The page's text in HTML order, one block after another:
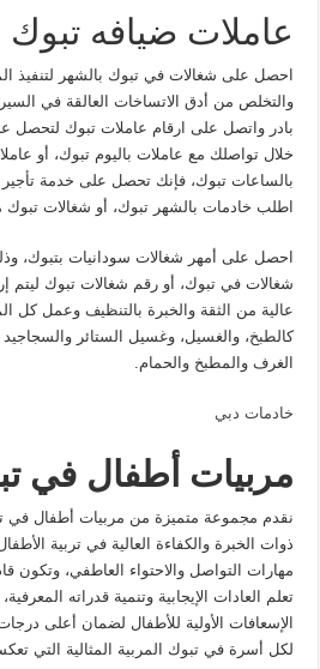
عاملات ضيافه تبوك
احصل على شغالات في تبوك بالشهر لتنفيذ
والتخلص من أدق الاتساخات العالقة في
بادر واتصل على ارقام عاملات تبوك
خلال تواصلك مع عاملات باليوم تبوك، أو
بالساعات تبوك، فإنك تحصل على خدمة تأجير
اطلب خادمات بالشهر تبوك، أو شغالات
احصل على أمهر شغالات سودانيات بتبوك،
شغالات في تبوك، أو رقم شغالات تبوك ليتم
عالية من الثقة والخبرة بالتنظيف وعمل كل
كالطبخ، والغسيل، وغسيل الستائر والسجاجيد
الغرف والمطبخ والحمام.
خادمات دبي
مربيات أطفال في
نقدم مجموعة متميزة من مربيات أطفال في
ذوات الخبرة والكفاءة العالية في تربية
مهارات التواصل والاحتواء العاطفي،
تعلم العادات الإيجابية وتنمية قدراته
الإسعافات الأولية للأطفال لضمان أعلى
لكل أسرة في تبوك المربية المثالية التي